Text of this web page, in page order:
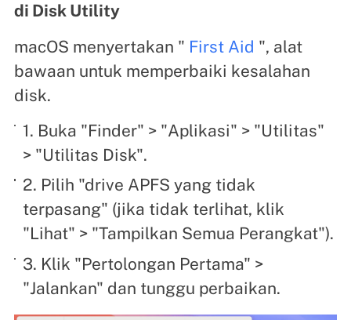
di Disk Utility
macOS menyertakan " First Aid ", alat
bawaan untuk memperbaiki kesalahan
disk.
1. Buka "Finder" > "Aplikasi" > "Utilitas"
> "Utilitas Disk".
2. Pilih "drive APFS yang tidak
terpasang" (jika tidak terlihat, klik
"Lihat" > "Tampilkan Semua Perangkat").
3. Klik "Pertolongan Pertama" >
"Jalankan" dan tunggu perbaikan.